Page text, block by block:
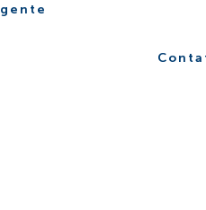
gente